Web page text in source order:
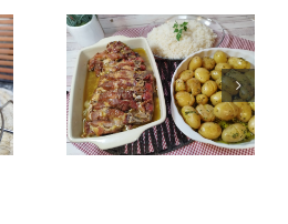
Entrecosto
italiano c/
batata a
murro e